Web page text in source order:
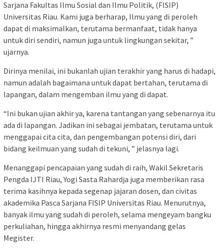
Sarjana Fakultas Ilmu Sosial dan Ilmu Politik, (FISIP)
Universitas Riau. Kami juga berharap, Ilmu yang di peroleh
dapat di maksimalkan, terutama bermanfaat, tidak hanya
untuk diri sendiri, namun juga untuk lingkungan sekitar, ”
ujarnya.
Dirinya menilai, ini bukanlah ujian terakhir yang harus di hadapi,
namun adalah bagaimana untuk dapat bertahan, terutama di
lapangan, dalam mengemban ilmu yang di dapat.
“Ini bukan ujian akhir ya, karena tantangan yang sebenarnya itu
ada di lapangan. Jadikan ini sebagai jembatan, terutama untuk
menggapai cita cita, dan pengembangan potensi diri, dari
bidang keilmuan yang sudah di tekuni, ” jelasnya lagi.
Menanggapi pencapaian yang sudah di raih, Wakil Sekretaris
Pengda IJTI Riau, Yogi Sasta Rahardja juga memberikan rasa
terima kasihnya kepada segenap jajaran dosen, dan civitas
akademika Pasca Sarjana FISIP Universitas Riau. Menurutnya,
banyak ilmu yang sudah di peroleh, selama mengeyam bangku
perkuliahan, hingga akhirnya resmi menyandang gelas
Megister.